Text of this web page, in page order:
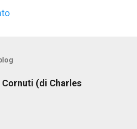
(di Charles